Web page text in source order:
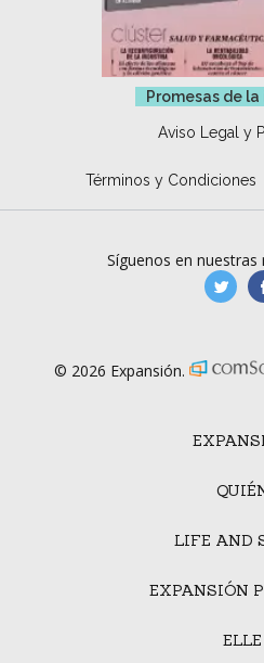
Promesas de
Aviso Legal y
Términos y Condiciones
LIFE AND
EXPANSIÓN
ELLE
Síguenos en nuestras
© 2026 Expansión.